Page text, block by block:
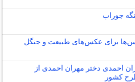
برای عکس‌های طبیعت و جنگل
احمدی دختر مهران احمدی از
کشور